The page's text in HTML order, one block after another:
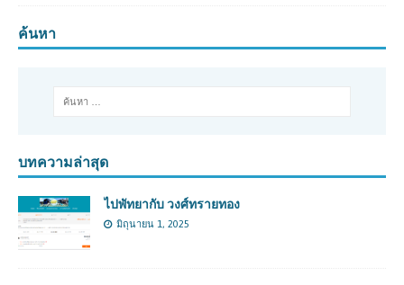
ค้นหา
บทความล่าสุด
ไปพัทยากับ วงศ์ทรายทอง
มิถุนายน 1, 2025